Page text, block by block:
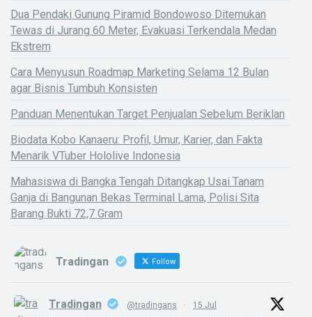
Dua Pendaki Gunung Piramid Bondowoso Ditemukan
Tewas di Jurang 60 Meter, Evakuasi Terkendala Medan
Ekstrem
Cara Menyusun Roadmap Marketing Selama 12 Bulan
agar Bisnis Tumbuh Konsisten
Panduan Menentukan Target Penjualan Sebelum Beriklan
Biodata Kobo Kanaeru: Profil, Umur, Karier, dan Fakta
Menarik VTuber Hololive Indonesia
Mahasiswa di Bangka Tengah Ditangkap Usai Tanam
Ganja di Bangunan Bekas Terminal Lama, Polisi Sita
Barang Bukti 72,7 Gram
Tradingan Follow
Tradingan @tradingans · 15 Jul